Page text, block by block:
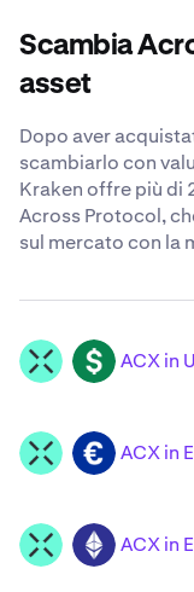
Scambia
asset
Dopo aver
scambiarlo con
Kraken offre più di
Across Protocol,
sul mercato con la
ACX USD ACX in
ACX EUR ACX in
ACX ETH ACX in